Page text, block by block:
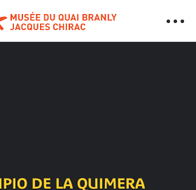
DE LA QUIMERA